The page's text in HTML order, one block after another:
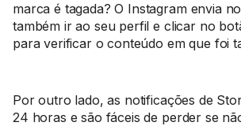
marca é tagada? O Instagram envia
também ir ao seu perfil e clicar no
para verificar o conteúdo em que foi
Por outro lado, as notificações de
24 horas e são fáceis de perder se